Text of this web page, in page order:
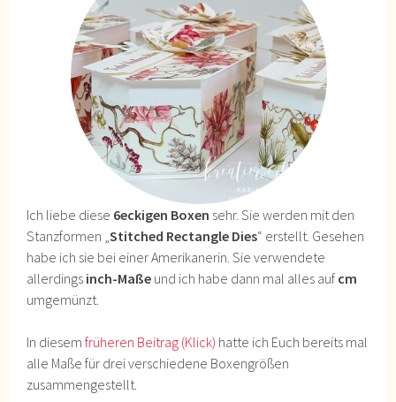
Ich liebe diese 6eckigen Boxen sehr. Sie werden mit den
Stanzformen „Stitched Rectangle Dies“ erstellt. Gesehen
habe ich sie bei einer Amerikanerin. Sie verwendete
allerdings inch-Maße und ich habe dann mal alles auf cm
umgemünzt.
In diesemfrüheren Beitrag (Klick) hatte ich Euch bereits mal
alle Maße für drei verschiedene Boxengrößen
zusammengestellt.